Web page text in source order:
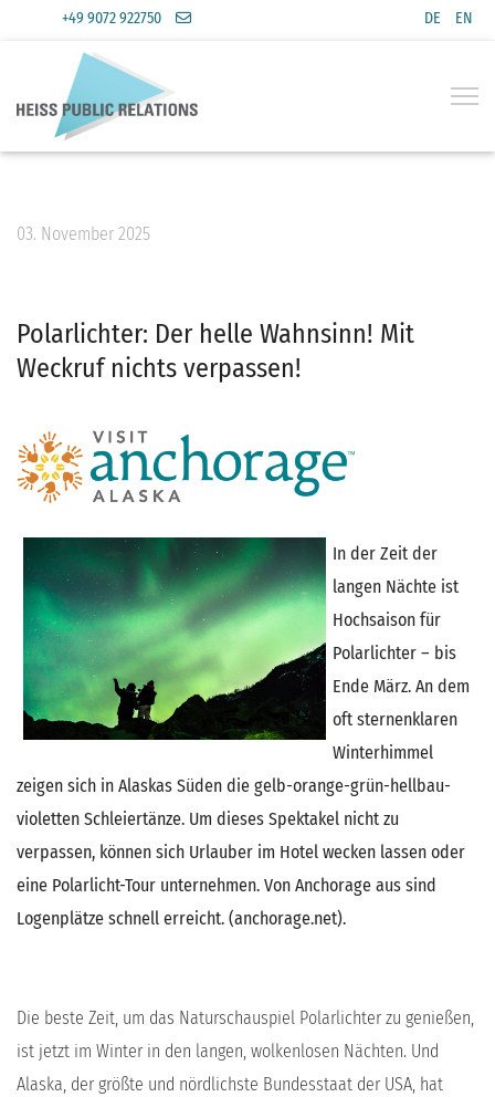
Sprache
DE EN
+49 9072 922750
Polarlichter: Der helle Wahnsinn! Mit
Weckruf nichts verpassen!
03. November 2025
In der Zeit der
langen Nächte ist
Hochsaison für
Polarlichter – bis
Ende März. An dem
oft sternenklaren
Winterhimmel
zeigen sich in Alaskas Süden die gelb-orange-grün-hellbau-
violetten Schleiertänze. Um dieses Spektakel nicht zu
verpassen, können sich Urlauber im Hotel wecken lassen oder
eine Polarlicht-Tour unternehmen. Von Anchorage aus sind
Logenplätze schnell erreicht. (anchorage.net).
Die beste Zeit, um das Naturschauspiel Polarlichter zu genießen,
ist jetzt im Winter in den langen, wolkenlosen Nächten. Und
Alaska, der größte und nördlichste Bundesstaat der USA, hat